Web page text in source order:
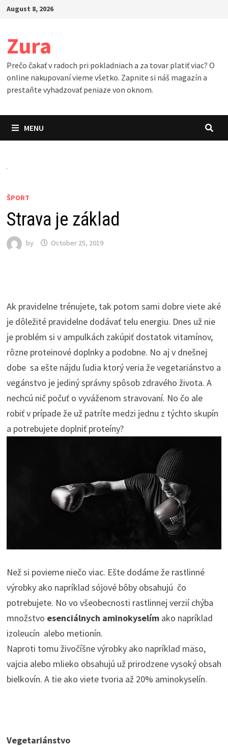
SkipAugust 8, 2026
Zura
Prečo čakať v radoch pri pokladniach a za tovar platiť viac? O
online nakupovaní vieme všetko. Zapnite si náš magazín a
prestaňte vyhadzovať peniaze von oknom.
MENU
ŠPORT
Strava je základ
by October 25, 2019
Ak pravidelne trénujete, tak potom sami dobre viete aké
je dôležité pravidelne dodávať telu energiu. Dnes už nie
je problém si v ampulkách zakúpiť dostatok vitamínov,
rôzne proteinové doplnky a podobne. No aj v dnešnej
dobe sa ešte nájdu ľudia ktorý veria že vegetariánstvo a
vegánstvo je jediný správny spôsob zdravého života. A
nechcú nič počuť o vyváženom stravovaní. No čo ale
robiť v prípade že už patríte medzi jednu z týchto skupín
a potrebujete doplniť proteíny?
Než si povieme niečo viac. Ešte dodáme že rastlinné
výrobky ako napríklad sójové bôby obsahujú čo
potrebujete. No vo všeobecnosti rastlinnej verzií chýba
množstvo esenciálnych aminokyselímako napríklad
izoleucín alebo metionín.
Naproti tomu živočíšne výrobky ako napríklad mäso,
vajcia alebo mlieko obsahujú už prirodzene vysoký obsah
bielkovín. A tie ako viete tvoria až 20% aminokyselín.
Vegetariánstvo